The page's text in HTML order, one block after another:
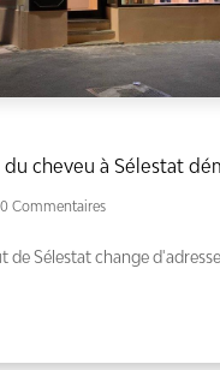
du cheveu à Sélestat
Commentaires
de Sélestat change